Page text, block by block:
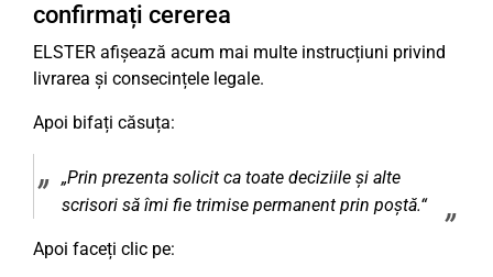
confirmați cererea
ELSTER afișează acum mai multe instrucțiuni privind
livrarea și consecințele legale.
Apoi bifați căsuța:
„Prin prezenta solicit ca toate deciziile și alte
scrisori să îmi fie trimise permanent prin poștă.“
Apoi faceți clic pe: